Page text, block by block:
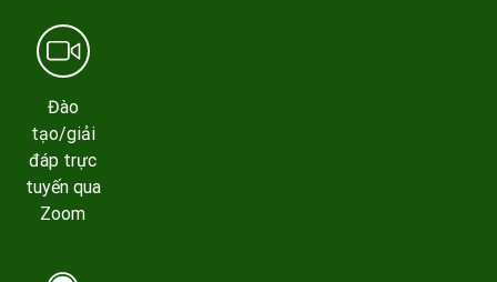
Đào
tạo/giải
đáp trực
tuyến qua
Zoom